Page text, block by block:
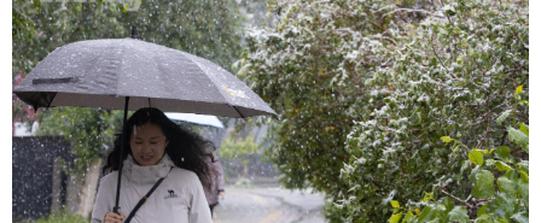
FacebookTwitter